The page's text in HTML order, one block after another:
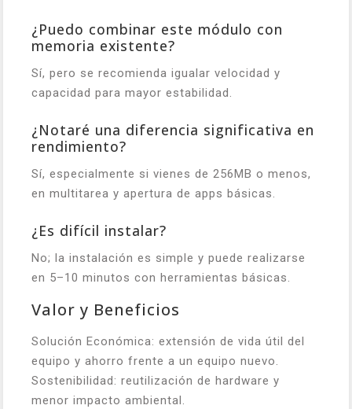
¿Puedo combinar este módulo con
memoria existente?
Sí, pero se recomienda igualar velocidad y
capacidad para mayor estabilidad.
¿Notaré una diferencia significativa en
rendimiento?
Sí, especialmente si vienes de 256MB o menos,
en multitarea y apertura de apps básicas.
¿Es difícil instalar?
No; la instalación es simple y puede realizarse
en 5–10 minutos con herramientas básicas.
Valor y Beneficios
Solución Económica: extensión de vida útil del
equipo y ahorro frente a un equipo nuevo.
Sostenibilidad: reutilización de hardware y
menor impacto ambiental.